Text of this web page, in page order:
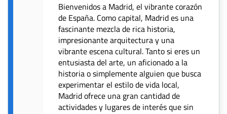
Bienvenidos a Madrid, el vibrante corazón
de España. Como capital, Madrid es una
fascinante mezcla de rica historia,
impresionante arquitectura y una
vibrante escena cultural. Tanto si eres un
entusiasta del arte, un aficionado a la
historia o simplemente alguien que busca
experimentar el estilo de vida local,
Madrid ofrece una gran cantidad de
actividades y lugares de interés que sin